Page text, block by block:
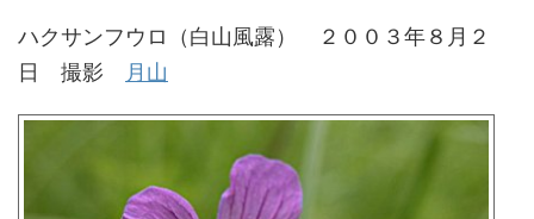
ハクサンフウロ（白山風露） ２００３年８月２
日 撮影
月山